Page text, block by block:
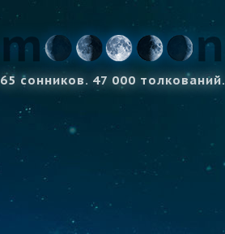
65 сонников. 47 000 толкований.